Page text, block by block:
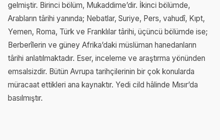
gelmiştir. Birinci bölüm, Mukaddime’dir. İkinci bölümde,
Arabların târihi yanında; Nebatlar, Suriye, Pers, vahudî, Kıpt,
Yemen, Roma, Türk ve Franklılar târihi, üçüncü bölümde ise;
Berberîlerin ve güney Afrika’daki müslüman hanedanların
târihi anlatılmaktadır. Eser, inceleme ve araştırma yönünden
emsalsizdir. Bütün Avrupa tarihçilerinin bir çok konularda
müracaat ettikleri ana kaynaktır. Yedi cild hâlinde Mısır’da
basılmıştır.